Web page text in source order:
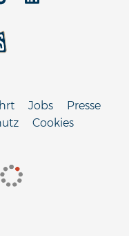
Jobs
Presse
Cookies